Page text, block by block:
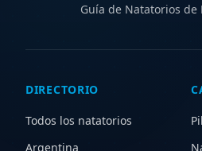
Guía de Natatorios de
DIRECTORIO
Todos los natatorios
Argentina